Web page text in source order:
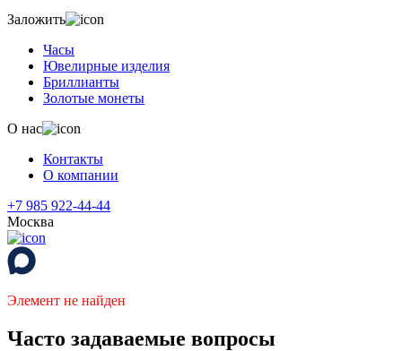
Заложить
Часы
Ювелирные изделия
Бриллианты
Золотые монеты
О нас
Контакты
О компании
+7 985 922-44-44
Москва
Элемент не найден
Часто задаваемые вопросы